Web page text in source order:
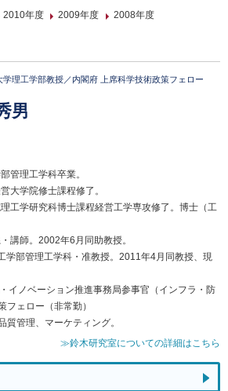
2010年度 2009年度 2008年度
学理工学部教授／内閣府 上席科学技術政策フェロー
男
管理工学科卒業。
大学院修士課程修了。
工学研究科博士課程経営工学専攻修了。博士（工
講師。2002年6月同助教授。
学部管理工学科・准教授。2011年4月同教授、現
イノベーション推進事務局参事官（インフラ・防
フェロー（非常勤）
質管理、マーケティング。
≫鈴木研究室についての詳細はこちら